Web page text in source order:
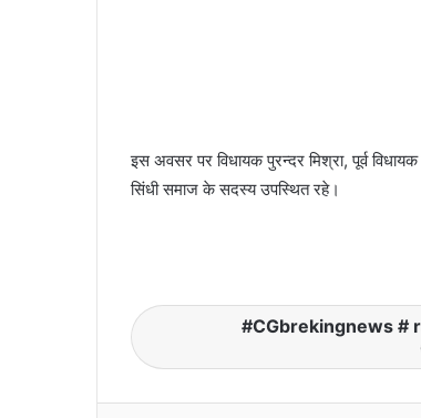
इस अवसर पर विधायक पुरन्दर मिश्रा, पूर्व
सिंधी समाज के सदस्य उपस्थित रहे।
CGbrekingnews #